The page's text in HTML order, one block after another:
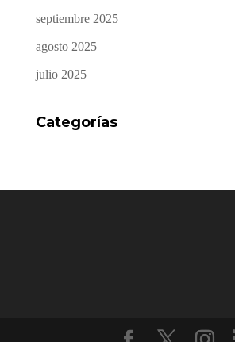
septiembre 2025
agosto 2025
julio 2025
Categorías